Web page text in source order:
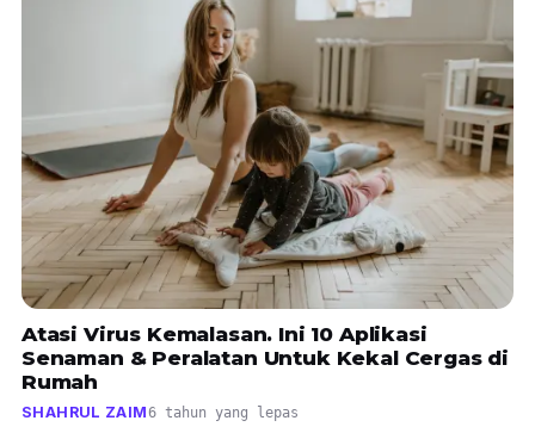
Atasi Virus Kemalasan. Ini 10 Aplikasi
Senaman & Peralatan Untuk Kekal Cergas di
Rumah
SHAHRUL ZAIM6 tahun yang lepas